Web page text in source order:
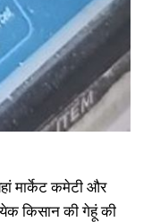
मार्केट कमेटी और
किसान की गेहूं की